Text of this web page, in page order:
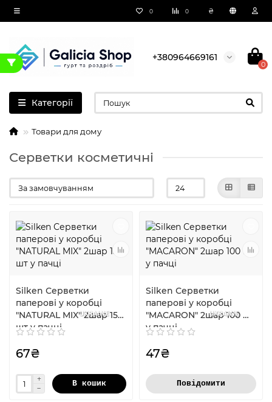
0 0 ₴
+380964669161
0
Категорії
Товари для дому
Серветки косметичні
Silken Серветки
паперові у коробці
"NATURAL MIX" 2шар 150
шт у пачці
UKRAINE
67₴
В кошик
Silken Серветки
паперові у коробці
"MACARON" 2шар 100 шт
у пачці
UKRAINE
47₴
Повідомити